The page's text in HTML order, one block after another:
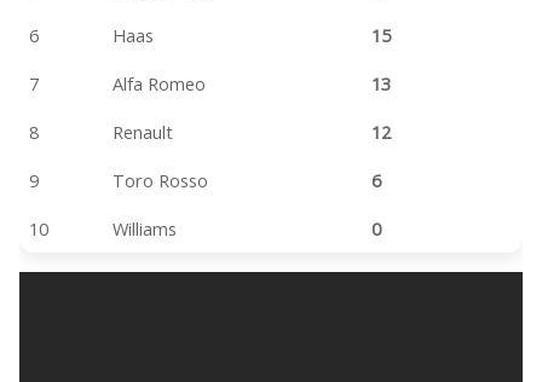
6
Haas
15
7
Alfa Romeo
13
8
Renault
12
9
Toro Rosso
6
10
Williams 0